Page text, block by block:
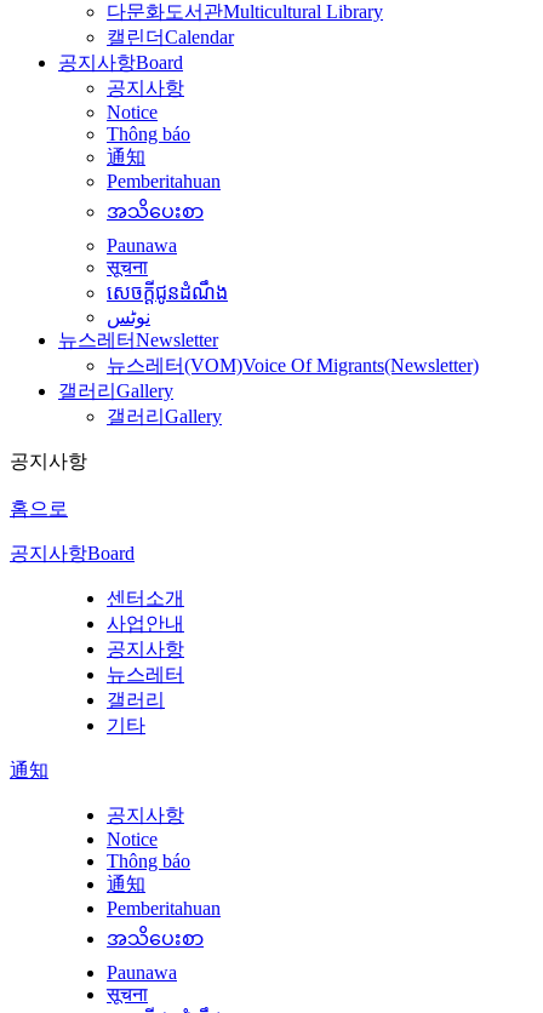
다문화도서관Multicultural Library
캘린더Calendar
공지사항Board
공지사항
Notice
Thông báo
通知
Pemberitahuan
အသိပေးစာ
Paunawa
सूचना
សេចក្តីជូនដំណឹង
نوٹس
뉴스레터Newsletter
뉴스레터(VOM)Voice Of Migrants(Newsletter)
갤러리 Gallery
갤러리 Gallery
공지사항
홈으로
공지사항Board
센터소개
사업안내
공지사항
뉴스레터
갤러리
기타
通知
공지사항
Notice
Thông báo
通知
Pemberitahuan
အသိပေးစာ
Paunawa
सूचना